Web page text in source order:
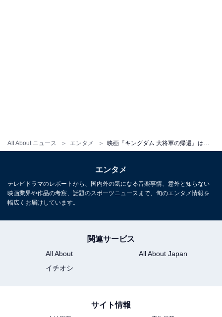
All About ニュース エンタメ 映画『キングダム 大将軍の帰還』は大沢たかおがMVP。それでも、さすがに気になる“テンポの鈍重さ”
軍と軍、つまりは集団同士の戦いが描かれることも多か
ったのですが、今回ではタイトルさながらの「大将軍」
による「個」の戦いに重点が置かれています。これまで
との差別化が図られているだけでなく、リアルタイムで
5年間も追い続けていた（大沢たかお自身は8年間も向か
い続けた）印象深いキャラクターの「背負っているも
の」が極に達するため、なるほど今回で「最終章」と銘
打ってクライマックスを迎えることも納得できたので
感動した」ことを前提として……ここからはネガティブ
エンタメ
テレビドラマのレポートから、国内外の気になる音楽事情、意外と知らない
映画業界や作品の考察、話題のスポーツニュースまで、旬のエンタメ情報を
幅広くお届けしています。
関連サービス
All About
All About Japan
イチオシ
サイト情報